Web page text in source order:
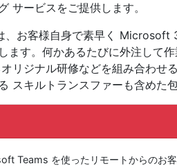
サービスをご提供します。
、お客様自身で素早く Microsoft
ます。何かあるたびに外注して
リジナル研修などを組み合わせ
スキルトランスファーも含めた
Teams を使ったリモートからのお